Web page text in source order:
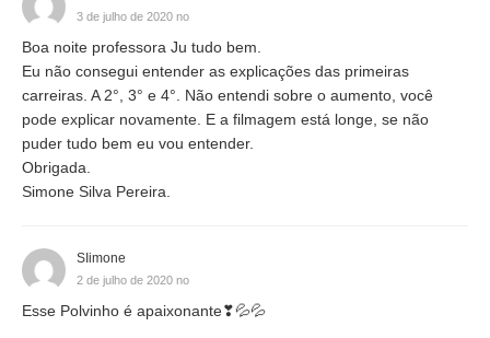
3 de julho de 2020 no
Boa noite professora Ju tudo bem.
Eu não consegui entender as explicações das primeiras
carreiras. A 2°, 3° e 4°. Não entendi sobre o aumento, você
pode explicar novamente. E a filmagem está longe, se não
puder tudo bem eu vou entender.
Obrigada.
Simone Silva Pereira.
SIimone
2 de julho de 2020 no
Esse Polvinho é apaixonante❣💦💦